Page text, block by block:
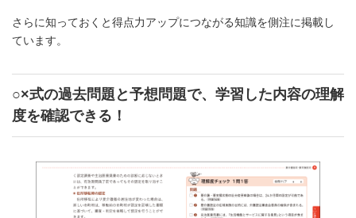
さらに知っておくと得点力アップにつながる知識を側注に掲載し
ています。
○×式の過去問題と予想問題で、学習した内容の理解
度を確認できる！